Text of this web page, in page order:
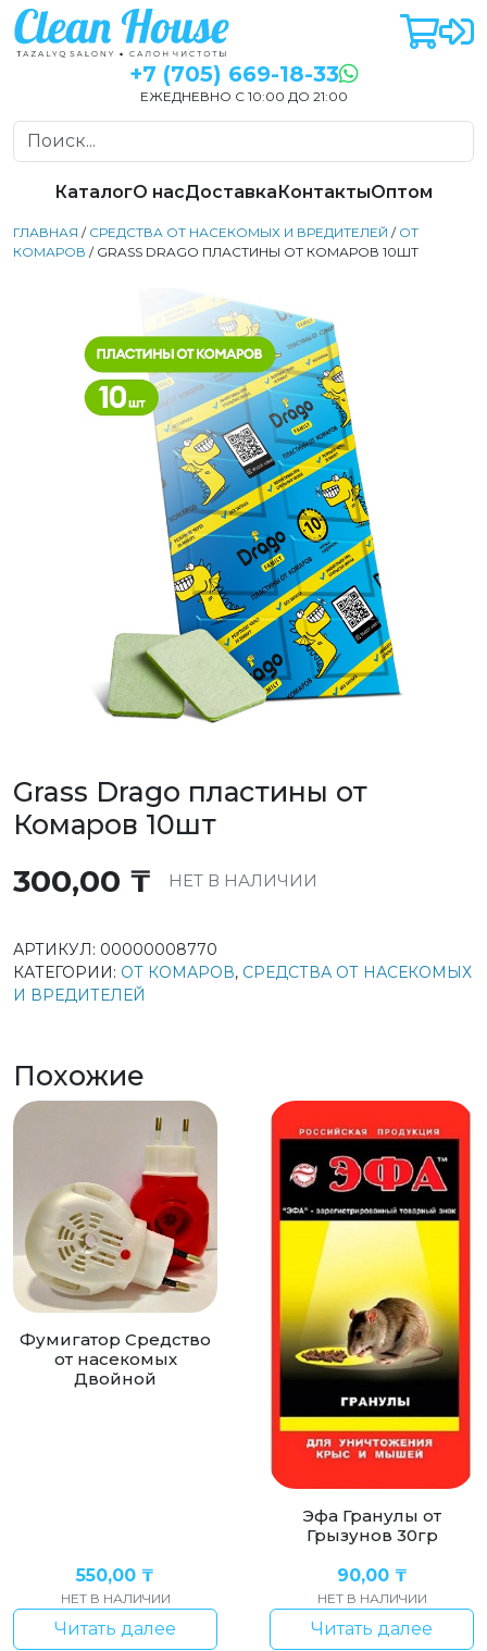
+7 (705) 669-18-33
ЕЖЕДНЕВНО С 10:00 ДО 21:00
КаталогО насДоставкаКонтактыОптом
ГЛАВНАЯ / СРЕДСТВА ОТ НАСЕКОМЫХ И ВРЕДИТЕЛЕЙ / ОТ
КОМАРОВ / GRASS DRAGO ПЛАСТИНЫ ОТ КОМАРОВ 10ШТ
Grass Drago пластины от
Комаров 10шт
300,00 ₸ НЕТ В НАЛИЧИИ
АРТИКУЛ: 00000008770
КАТЕГОРИИ: ОТ КОМАРОВ, СРЕДСТВА ОТ НАСЕКОМЫХ
И ВРЕДИТЕЛЕЙ
Похожие
Фумигатор Средство
от насекомых
Двойной
550,00 ₸
НЕТ В НАЛИЧИИ
Читать далее
Эфа Гранулы от
Грызунов 30гр
90,00 ₸
НЕТ В НАЛИЧИИ
Читать далее